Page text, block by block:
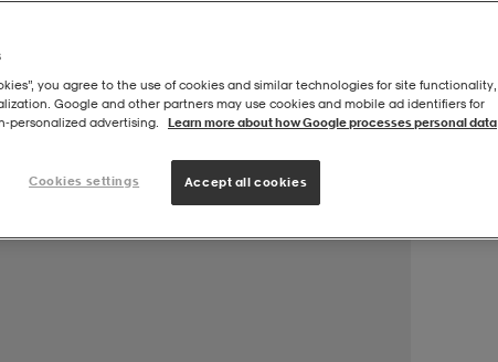
you agree to the use of cookies and similar technologies for site functionality,
Google and other partners may use cookies and mobile ad identifiers for
advertising.
Learn more about how Google processes personal data
Cookies settings Accept all cookies